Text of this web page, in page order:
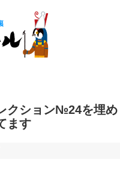
クション№24を埋め
ます